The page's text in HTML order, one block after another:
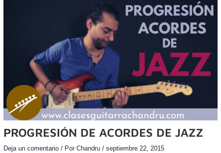
PROGRESIÓN DE ACORDES DE JAZZ
Deja un comentario / Por Chandru / septiembre 22, 2015